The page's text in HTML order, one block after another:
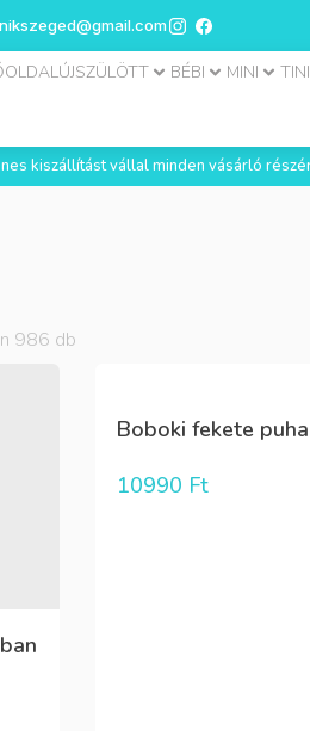
ÚJSZÜLÖTT BÉBI MINI TINI
kiszállítást vállal minden vásárló
986 db
Boboki fekete
10990 Ft